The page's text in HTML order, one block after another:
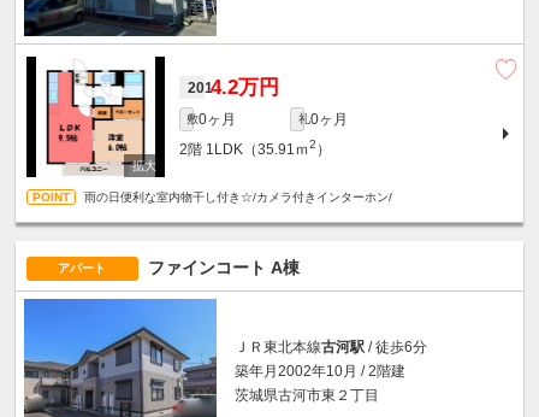
2014.2万円
敷0ヶ月 礼0ヶ月
2階 1LDK（35.91ｍ2 ）
雨の日便利な室内物干し付き☆/カメラ付きインターホン/
アパート ファインコート A棟
ＪＲ東北本線古河駅 / 徒歩6分
築年月2002年10月 / 2階建
茨城県古河市東２丁目